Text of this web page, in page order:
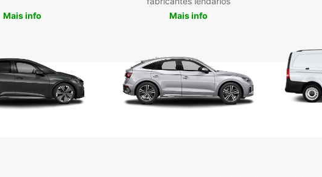
Mais info
Mais info